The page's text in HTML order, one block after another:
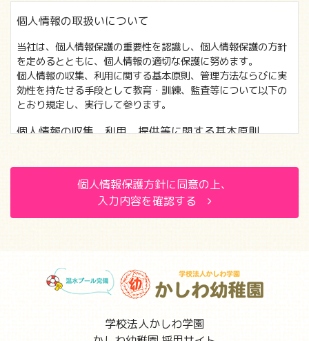
個人情報の取扱いについて
当社は、個人情報保護の重要性を認識し、個人情報保護の方針
を定めるとともに、個人情報の適切な保護に努めます。
個人情報の収集、利用に関する基本原則、管理方法ならびに実
効性を持たせる手段として教育・訓練、監査等について以下の
とおり規定し、実行して参ります。
個人情報の収集、利用、提供等に関する基本原則
収集にあたっては、利用目的を明確にし、その目的のため
に必要な範囲内にとどめます。
個人の利益を侵害する可能性が高い機微な情報は、本人の
や外部へ委託する場合は、個人情報に関する秘密の保持、
再委託に関する事項、事故時の責任分担、契約終了時の個
人情報の返却および消去等について定め、それに従いま
個人情報は、本人の同意を得た範囲内で利用、提供しま
個人情報保護方針に同意の上、
入力内容を確認する
学校法人かしわ学園